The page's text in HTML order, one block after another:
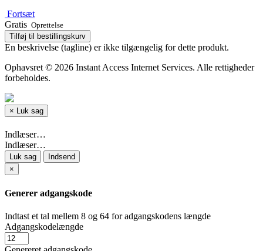
Fortsæt
Gratis Oprettelse
Tilføj til bestillingskurv
En beskrivelse (tagline) er ikke tilgængelig for dette produkt.
Ophavsret © 2026 Instant Access Internet Services. Alle rettigheder
forbeholdes.
× Luk sag
Indlæser…
Indlæser…
Luk sag
Indsend
×
Generer adgangskode
Indtast et tal mellem 8 og 64 for adgangskodens længde
Adgangskodelængde